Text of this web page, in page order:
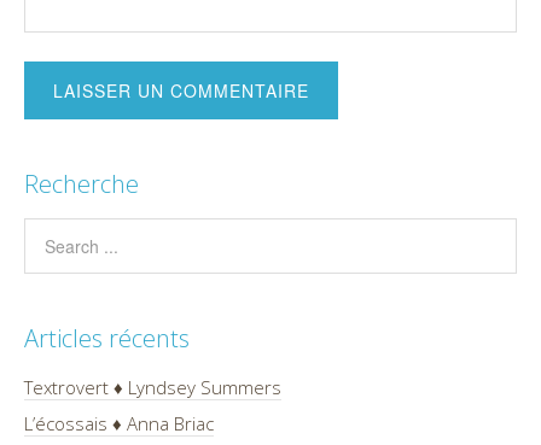
Recherche
Articles récents
Textrovert ♦ Lyndsey Summers
L’écossais ♦ Anna Briac